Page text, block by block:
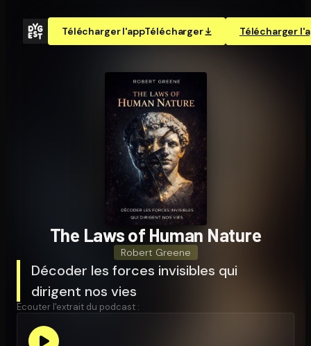
Télécharger l'appTélécharger Télécharger
The Laws of Human Nature
Robert Greene
Décoder les forces invisibles qui
dirigent nos vies
Écouter l'extrait du podcast :